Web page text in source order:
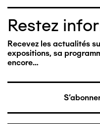
Restez
Recevez les actualités
expositions, sa
encore…